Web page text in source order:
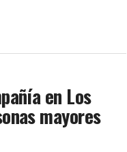
en Los
mayores